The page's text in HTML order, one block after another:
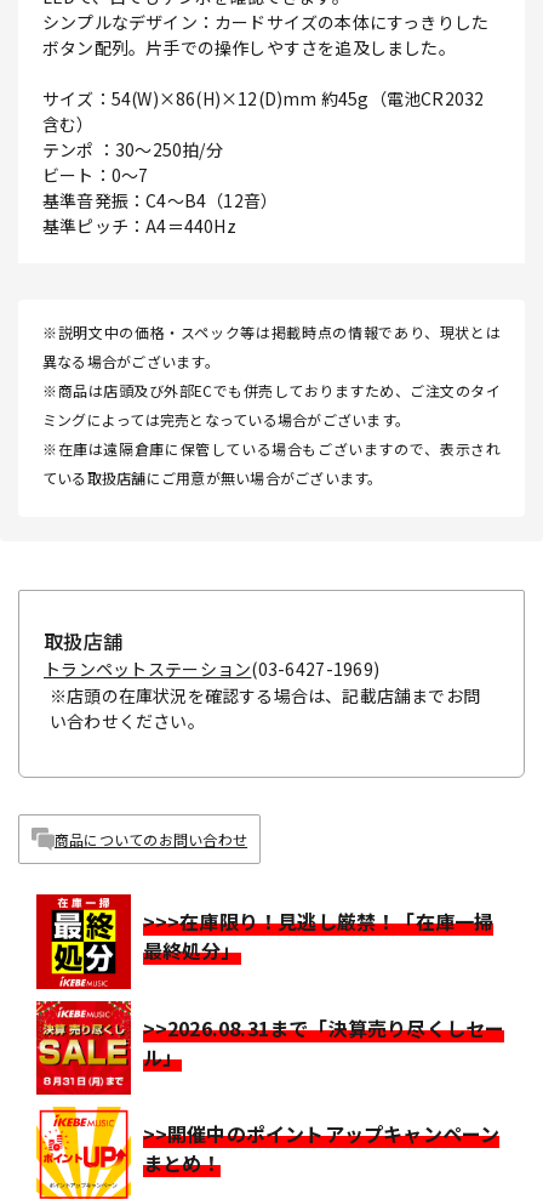
シンプルなデザイン：カードサイズの本体にすっきりした
ボタン配列。片手での操作しやすさを追及しました。
サイズ：54(W)×86(H)×12(D)mm 約45g（電池CR2032
含む）
テンポ ：30～250拍/分
ビート：0～7
基準音発振：C4～B4（12音）
基準ピッチ：A4＝440Hz
※説明文中の価格・スペック等は掲載時点の情報であり、現状とは
異なる場合がございます。
※商品は店頭及び外部ECでも併売しておりますため、ご注文のタイ
ミングによっては完売となっている場合がございます。
※在庫は遠隔倉庫に保管している場合もございますので、表示され
ている取扱店舗にご用意が無い場合がございます。
取扱店舗
トランペットステーション(03-6427-1969)
※店頭の在庫状況を確認する場合は、記載店舗までお問
い合わせください。
商品についてのお問い合わせ
>>>在庫限り！見逃し厳禁！「在庫一掃
最終処分」
>>2026.08.31まで「決算売り尽くしセー
ル」
>>開催中のポイントアップキャンペーン
まとめ！